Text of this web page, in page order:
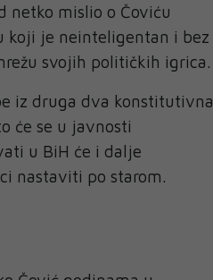
netko mislio o Čoviću
koji je neinteligentan i bez
svojih političkih igrica.
iz druga dva konstitutivna
će se u javnosti
u BiH će i dalje
nastaviti po starom.